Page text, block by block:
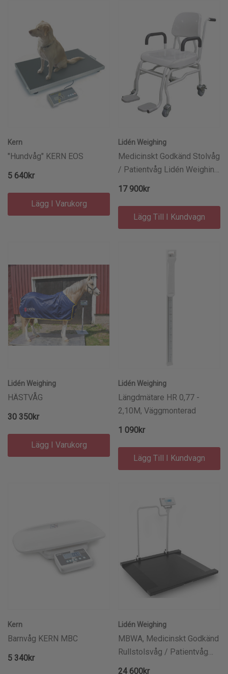
Kern
"Hundvåg" KERN EOS
5 640kr
Lägg I Varukorg
Lidén Weighing
Medicinskt Godkänd Stolvåg
/ Patientvåg Lidén Weighing
Medical MBCB 250kg/100g
17 900kr
Lägg Till I Kundvagn
Lidén Weighing
HÄSTVÅG
30 350kr
Lägg I Varukorg
Lidén Weighing
Längdmätare HR 0,77 -
2,10M, Väggmonterad
1 090kr
Lägg Till I Kundvagn
Kern
Barnvåg KERN MBC
5 340kr
Lidén Weighing
MBWA, Medicinskt Godkänd
Rullstolsvåg / Patientvåg
Lidén Weighing Medcial
24 600kr